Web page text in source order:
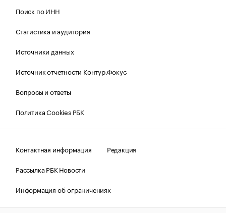
Поиск по ИНН
Статистика и аудитория
Источники данных
Источник отчетности Контур.Фокус
Вопросы и ответы
Политика Cookies РБК
Контактная информация
Редакция
Рассылка РБК Новости
Информация об ограничениях
Правовая информация
О соблюдении авторских прав